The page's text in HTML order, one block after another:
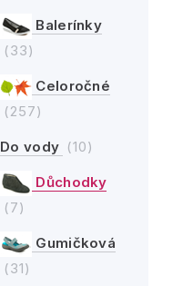
Balerínky
(33)
Celoročné
(257)
Do vody (10)
Důchodky
(7)
Gumičková
(31)